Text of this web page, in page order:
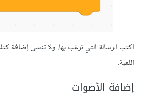
التي ترغب بها، ولا تنسى إضافة كتلةأوقف
الأصوات